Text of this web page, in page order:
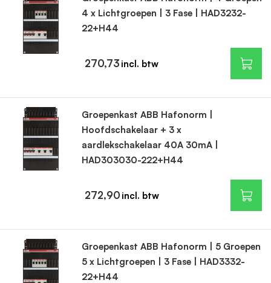
4 x Lichtgroepen | 3 Fase | HAD3232-
22+H44
270,73
Groepenkast ABB Hafonorm |
Hoofdschakelaar + 3 x
aardlekschakelaar 40A 30mA |
HAD303030-222+H44
272,90
Groepenkast ABB Hafonorm | 5 Groepen
5 x Lichtgroepen | 3 Fase | HAD3332-
22+H44